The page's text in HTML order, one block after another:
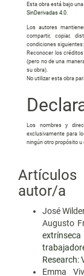
Esta obra está bajo
SinDerivadas 4.0
Los autores
compartir, copiar,
condiciones siguientes:
Reconocer los
(pero no de una
su obra).
No utilizar esta obra
Los nombres y
exclusivamente para
ningún otro propósito u
autor/a
José
Augusto
Research:
Emma